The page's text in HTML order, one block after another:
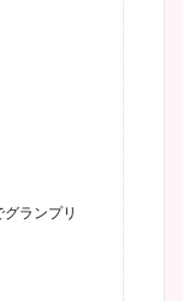
ランプリ